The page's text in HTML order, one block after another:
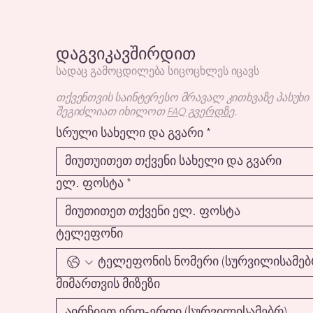
ლაქტაცია და ტკივილი:
როდის ხდება „ბუნებრივი
პროცესი“ საგანგაშო?
დაგვიკავშირდით
სადაც გამოცდილება სიცოცხლეს იცავს
თქვენთვის საინტერესო მრავალ კითხვაზე პასუხი
შეგიძლიათ იხილოთ FAQ გვერდზე.
სრული სახელი და გვარი *
ელ. ფოსტა *
ტელეფონი
მიმართვის მიზეზი